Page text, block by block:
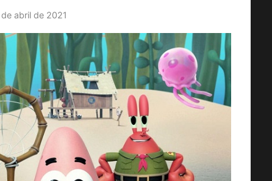
abril de 2021